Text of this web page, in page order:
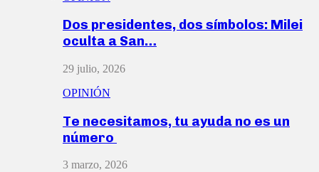
Dos presidentes, dos símbolos: Milei
oculta a San…
29 julio, 2026
OPINIÓN
Te necesitamos, tu ayuda no es un
número
3 marzo, 2026